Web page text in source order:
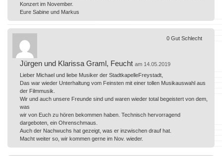
Konzert im November.
Eure Sabine und Markus
Jürgen und Klarissa Graml, Feucht am 14.05.2019
Lieber Michael und liebe Musiker der StadtkapelleFreystadt,
Das war wieder Unterhaltung vom Feinsten mit einer tollen Musikauswahl aus
der Filmmusik.
Wir und auch unsere Freunde sind und waren wieder total begeistert von dem,
was
wir von Euch zu hören bekommen haben. Technisch hervorragend
dargeboten, ein Ohrenschmaus.
Auch der Nachwuchs hat gezeigt, was er inzwischen drauf hat.
Macht weiter so, wir kommen gerne im Nov. wieder.
0 Gut Schlecht